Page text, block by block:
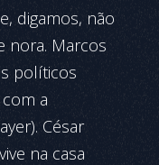
digamos, não
nora. Marcos
políticos
a
César
na casa